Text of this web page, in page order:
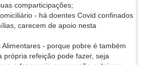
comparticipações;
- há doentes Covid confinados
carecem de apoio nesta
- porque pobre é também
própria refeição pode fazer, seja